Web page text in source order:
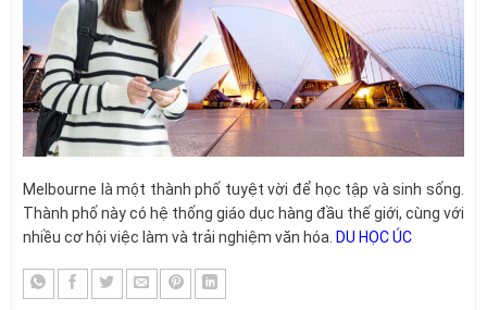
Melbourne là một thành phố tuyệt vời để học tập và sinh sống.
Thành phố này có hệ thống giáo dục hàng đầu thế giới, cùng với
nhiều cơ hội việc làm và trải nghiệm văn hóa. DU HỌC ÚC